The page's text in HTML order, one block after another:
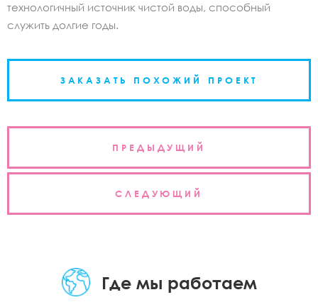
технологичный источник чистой воды, способный
служить долгие годы.
ЗАКАЗАТЬ ПОХОЖИЙ ПРОЕКТ
Навигация
записям
ПРЕДЫДУЩИЙ
СЛЕДУЮЩИЙ
Где мы работаем